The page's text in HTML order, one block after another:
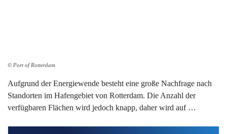
© Port of Rotterdam
Aufgrund der Energiewende besteht eine große Nachfrage nach
Standorten im Hafengebiet von Rotterdam. Die Anzahl der
verfügbaren Flächen wird jedoch knapp, daher wird auf …